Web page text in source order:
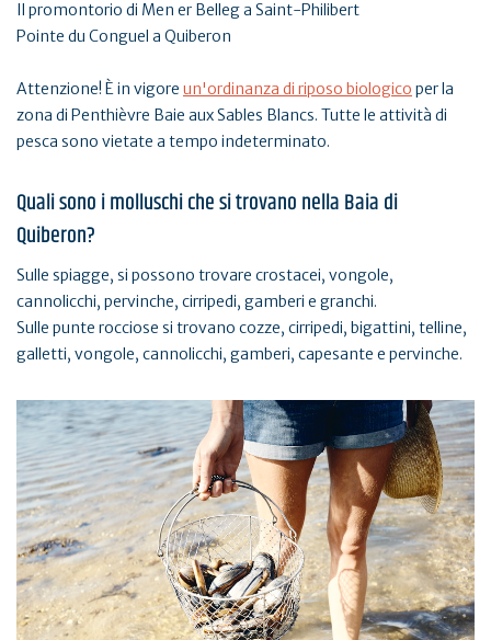
Il promontorio di Men er Belleg a Saint-Philibert
Pointe du Conguel a Quiberon
Attenzione! È in vigore un'ordinanza di riposo biologico per la
zona di Penthièvre Baie aux Sables Blancs. Tutte le attività di
pesca sono vietate a tempo indeterminato.
Quali sono i molluschi che si trovano nella Baia di
Quiberon?
Sulle spiagge, si possono trovare crostacei, vongole,
cannolicchi, pervinche, cirripedi, gamberi e granchi.
Sulle punte rocciose si trovano cozze, cirripedi, bigattini, telline,
galletti, vongole, cannolicchi, gamberi, capesante e pervinche.